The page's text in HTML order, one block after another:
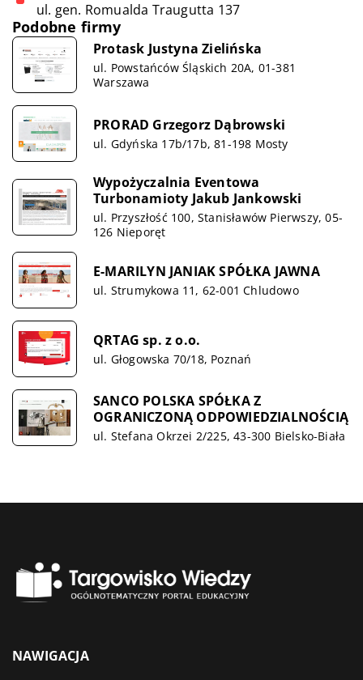
ul. gen. Romualda Traugutta 137
Podobne firmy
Protask Justyna Zielińska
ul. Powstańców Śląskich 20A, 01-381
Warszawa
PRORAD Grzegorz Dąbrowski
ul. Gdyńska 17b/17b, 81-198 Mosty
Wypożyczalnia Eventowa
Turbonamioty Jakub Jankowski
ul. Przyszłość 100, Stanisławów Pierwszy, 05-
126 Nieporęt
E-MARILYN JANIAK SPÓŁKA JAWNA
ul. Strumykowa 11, 62-001 Chludowo
QRTAG sp. z o.o.
ul. Głogowska 70/18, Poznań
SANCO POLSKA SPÓŁKA Z
OGRANICZONĄ ODPOWIEDZIALNOŚCIĄ
ul. Stefana Okrzei 2/225, 43-300 Bielsko-Biała
NAWIGACJA